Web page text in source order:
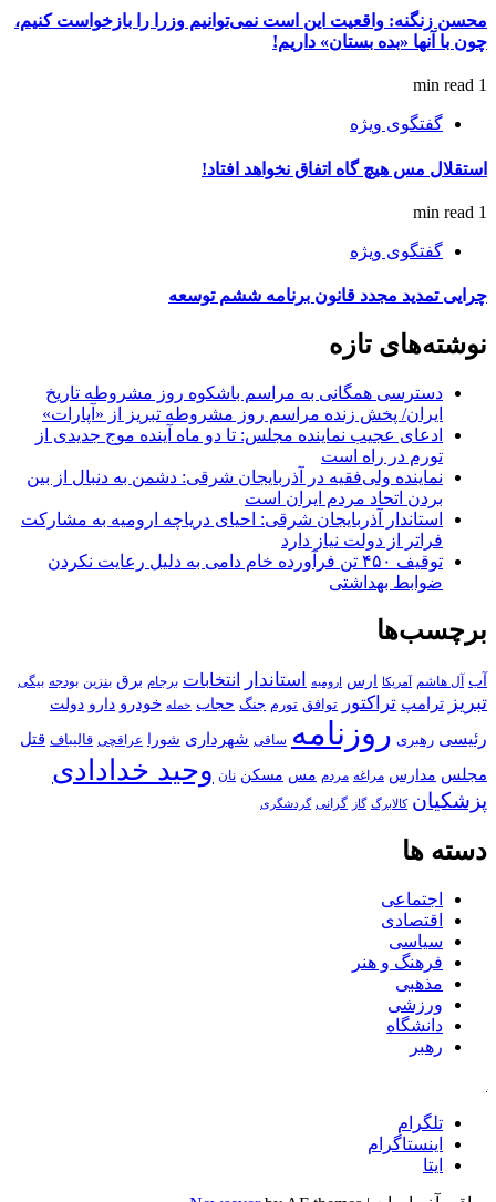
محسن زنگنه: واقعیت این است نمی‌توانیم وزرا را بازخواست کنیم،
چون با آنها «بده بستان» داریم!
1 min read
گفتگوی ویژه
استقلال مس هیچ گاه اتفاق نخواهد افتاد!
1 min read
گفتگوی ویژه
چرایی تمدید مجدد قانون برنامه ششم توسعه
نوشته‌های تازه
دسترسی همگانی به مراسم باشکوه روز مشروطه تاریخ
ایران/ پخش زنده مراسم روز مشروطه تبریز از «آپارات»
ادعای عجیب نماینده مجلس: تا دو ماه آینده موج جدیدی از
تورم در راه است
نماینده ولی‌فقیه در آذربایجان شرقی: دشمن به دنبال از بین
بردن اتحاد مردم ایران است
استاندار آذربایجان شرقی: احیای دریاچه ارومیه به مشارکت
فراتر از دولت نیاز دارد
توقیف ۴۵۰ تن فرآورده خام دامی به دلیل رعایت نکردن
ضوابط بهداشتی
برچسب‌ها
آب آل هاشم آمریکا ارس ارومیه استاندار انتخابات برجام برق بنزین بودجه بیگی
تبریز ترامپ تراکتور توافق تورم جنگ حجاب حمله خودرو دارو دولت
رئیسی رهبری روزنامه ساقی شهرداری شورا عراقچی قالیباف قتل
مجلس مدارس مراغه مردم مس مسکن نان وحید خدادادی
پزشکیان کالابرگ گاز گرانی گردشگری
دسته ها
اجتماعی
اقتصادی
سیاسی
فرهنگ و هنر
مذهبی
ورزشی
دانشگاه
رهبر
تلگرام
اینستاگرام
ایتا